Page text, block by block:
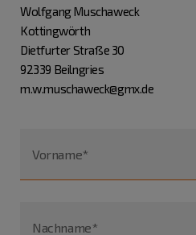
Wolfgang Muschaweck
Kottingwörth
Dietfurter Straße 30
92339 Beilngries
m.w.muschaweck@gmx.de
Vorname*
Nachname*